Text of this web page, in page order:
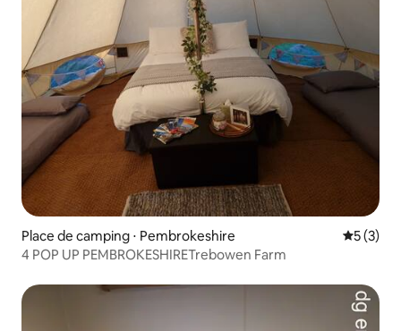
Place de camping ⋅ Pembrokeshire
5 (3)
4 POP UP PEMBROKESHIRETrebowen Farm